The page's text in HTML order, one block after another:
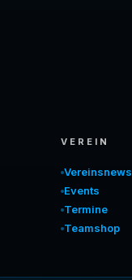
VEREIN
Vereinsnews
Events
Termine
Teamshop